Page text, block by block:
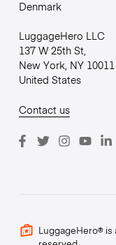
Denmark
LuggageHero LLC
137 W 25th St,
New York, NY 10011
United States
Contact us
LuggageHero® is